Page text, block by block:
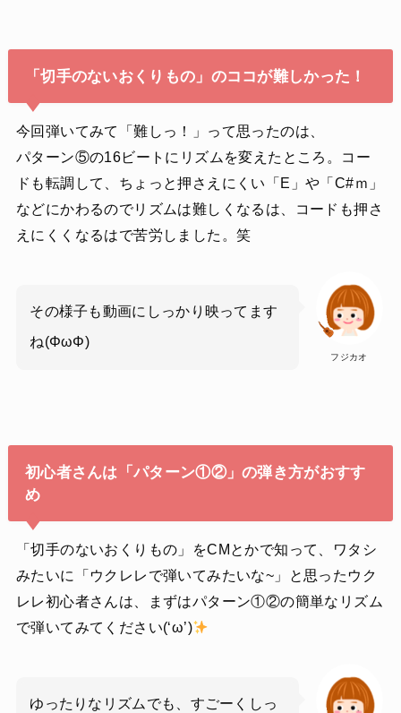
「切手のないおくりもの」のココが難しかった！
今回弾いてみて「難しっ！」って思ったのは、
パターン⑤の16ビートにリズムを変えたところ。コー
ドも転調して、ちょっと押さえにくい「E」や「C#ｍ」
などにかわるのでリズムは難しくなるは、コードも押さ
えにくくなるはで苦労しました。笑
フジカオ
その様子も動画にしっかり映ってます
ね(ΦωΦ)
初心者さんは「パターン①②」の弾き方がおすす
め
「切手のないおくりもの」をCMとかで知って、ワタシ
みたいに「ウクレレで弾いてみたいな~」と思ったウク
レレ初心者さんは、まずはパターン①②の簡単なリズム
で弾いてみてください(‘ω’)
ゆったりなリズムでも、すごーくしっ